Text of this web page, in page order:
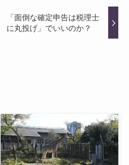
「面倒な確定申告は税理士
に丸投げ」でいいのか？